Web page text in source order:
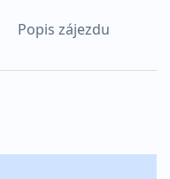
Popis zájezdu